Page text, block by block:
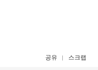
공유 스크랩